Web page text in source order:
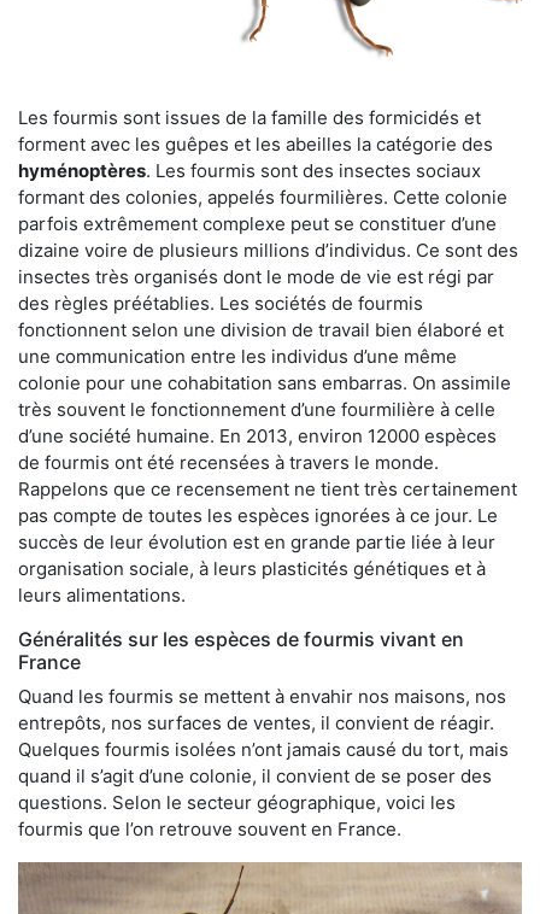
Les fourmis sont issues de la famille des formicidés et
forment avec les guêpes et les abeilles la catégorie des
hyménoptères. Les fourmis sont des insectes sociaux
formant des colonies, appelés fourmilières. Cette colonie
parfois extrêmement complexe peut se constituer d’une
dizaine voire de plusieurs millions d’individus. Ce sont des
insectes très organisés dont le mode de vie est régi par
des règles préétablies. Les sociétés de fourmis
fonctionnent selon une division de travail bien élaboré et
une communication entre les individus d’une même
colonie pour une cohabitation sans embarras. On assimile
très souvent le fonctionnement d’une fourmilière à celle
d’une société humaine. En 2013, environ 12000 espèces
de fourmis ont été recensées à travers le monde.
Rappelons que ce recensement ne tient très certainement
pas compte de toutes les espèces ignorées à ce jour. Le
succès de leur évolution est en grande partie liée à leur
organisation sociale, à leurs plasticités génétiques et à
leurs alimentations.
Généralités sur les espèces de fourmis vivant en
France
Quand les fourmis se mettent à envahir nos maisons, nos
entrepôts, nos surfaces de ventes, il convient de réagir.
Quelques fourmis isolées n’ont jamais causé du tort, mais
quand il s’agit d’une colonie, il convient de se poser des
questions. Selon le secteur géographique, voici les
fourmis que l’on retrouve souvent en France.